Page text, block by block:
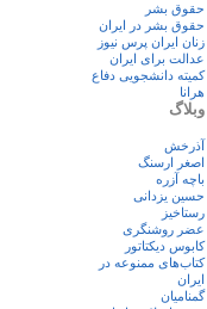
حقوق بشر
حقوق بشر در ایران
زنان ايران پرس نيوز
عدالت برای ایران
کمیته دانشجویی دفاع
هرانا
وبلاگ
آذرخش
اصغر ارسنگ
باچه آزره
حسین یزدانی
رستاخیز
عضر روشنگری
کابوس دیکتاتور
کتاب‌های ممنوعه در
ایران
گمنامیان